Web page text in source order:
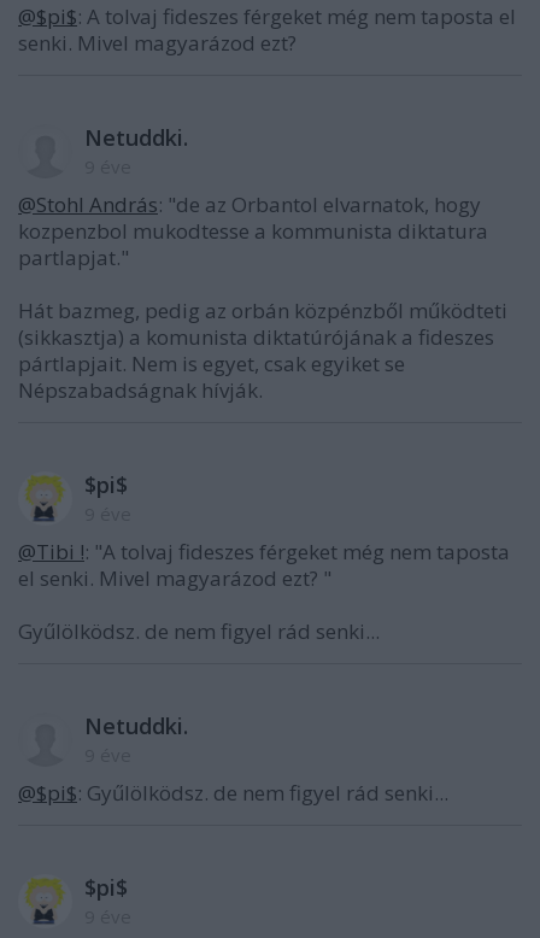
@$pi$: A tolvaj fideszes férgeket még nem taposta el
senki. Mivel magyarázod ezt?
Netuddki.
@Stohl András: "de az Orbantol elvarnatok, hogy
kozpenzbol mukodtesse a kommunista diktatura
partlapjat."
Hát bazmeg, pedig az orbán közpénzből működteti
(sikkasztja) a komunista diktatúrójának a fideszes
pártlapjait. Nem is egyet, csak egyiket se
Népszabadságnak hívják.
$pi$
@Tibi !: "A tolvaj fideszes férgeket még nem taposta
el senki. Mivel magyarázod ezt? "
Gyűlölködsz. de nem figyel rád senki...
Netuddki.
@$pi$: Gyűlölködsz. de nem figyel rád senki...
$pi$